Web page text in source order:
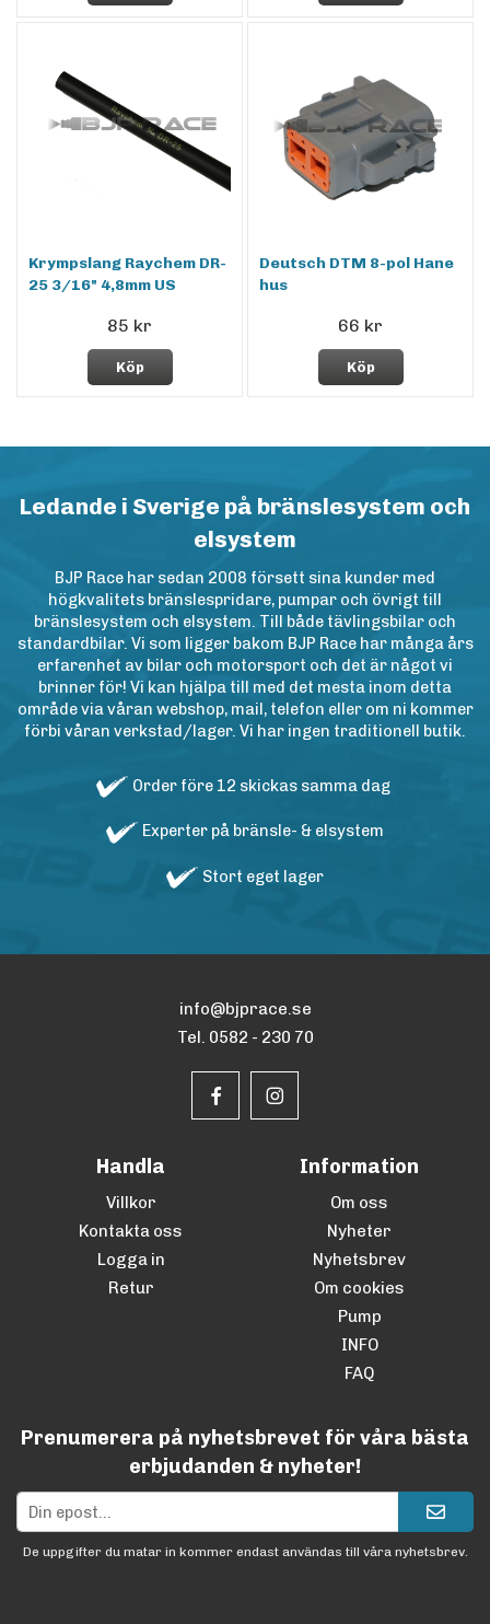
Krympslang Raychem DR-
25 3/16" 4,8mm US
85 kr
Köp
Deutsch DTM 8-pol Hane
hus
66 kr
Köp
Ledande i Sverige på bränslesystem och
elsystem
BJP Race har sedan 2008 försett sina kunder med
högkvalitets bränslespridare, pumpar och övrigt till
bränslesystem och elsystem. Till både tävlingsbilar och
standardbilar. Vi som ligger bakom BJP Race har många års
erfarenhet av bilar och motorsport och det är något vi
brinner för! Vi kan hjälpa till med det mesta inom detta
område via våran webshop, mail, telefon eller om ni kommer
förbi våran verkstad/lager. Vi har ingen traditionell butik.
Order före 12 skickas samma dag
Experter på bränsle- & elsystem
Stort eget lager
info@bjprace.se
Tel. 0582 - 230 70
Handla
Villkor
Kontakta oss
Logga in
Retur
Information
Om oss
Nyheter
Nyhetsbrev
Om cookies
Pump
INFO
FAQ
Prenumerera på nyhetsbrevet för våra bästa
erbjudanden & nyheter!
De uppgifter du matar in kommer endast användas till våra nyhetsbrev.